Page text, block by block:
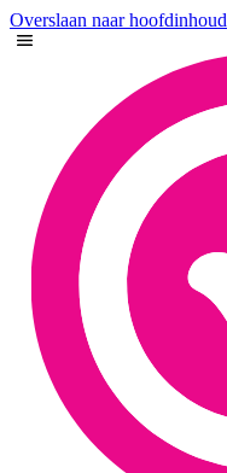
Overslaan naar hoofdinhoud